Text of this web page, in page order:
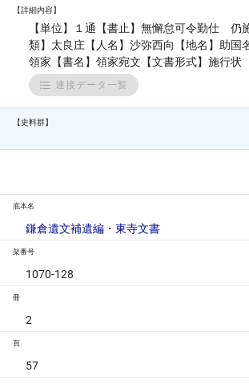
【詳細内容】
【単位】１通【書止】無懈怠可令勤仕 仍
類】太良庄【人名】沙弥西向【地名】助国
領家【書名】領家宛文【文書形式】施行状
連接データ一覧
【史料群】
底本名
鎌倉遺文補遺編・東寺文書
架番号
1070-128
冊
2
頁
57